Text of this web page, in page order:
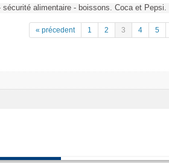
sécurité alimentaire - boissons. Coca et Pepsi.
« précedent 1 2 3 4 5